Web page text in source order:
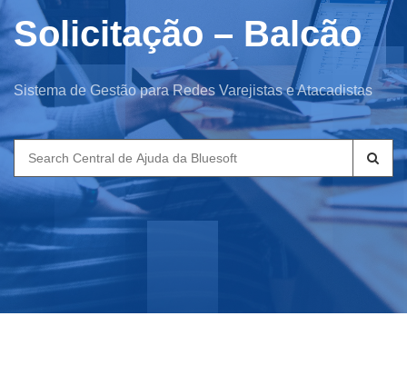
Solicitação – Balcão
Sistema de Gestão para Redes Varejistas e Atacadistas
Search
for: